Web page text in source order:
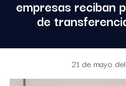
empresas reciban
de
21 de mayo